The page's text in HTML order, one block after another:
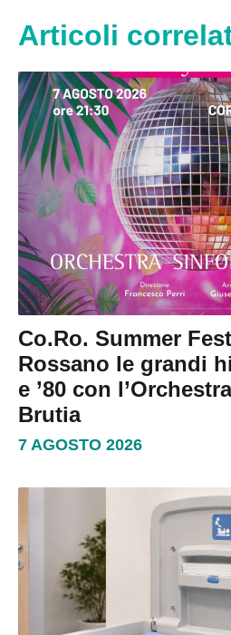
Articoli
Co.Ro. Summer
Rossano le grandi
e ’80 con
Brutia
7 AGOSTO 2026